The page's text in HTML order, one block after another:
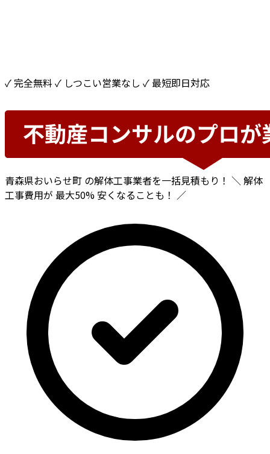
✓ 完全無料 ✓ しつこい営業なし ✓ 最短即日対応
青森県おいらせ町 の解体工事業者を一括見積もり！ ＼ 解体
工事費用が 最大50%安くなることも！ ／